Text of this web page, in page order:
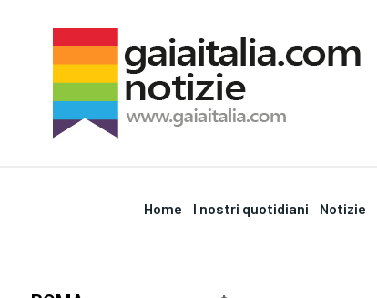
Home I nostri quotidiani Notizie